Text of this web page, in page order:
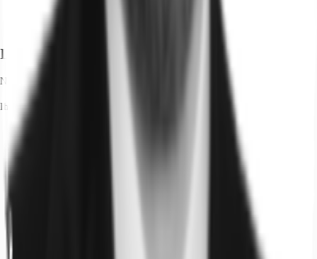
Ihr Kontakt
Nicolai Reichert
Ihr Kontakt